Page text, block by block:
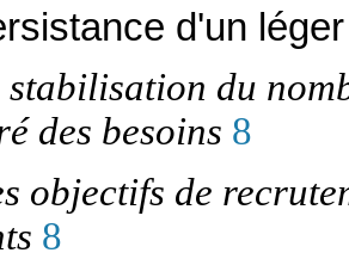
d'un
du
des besoins 8
objectifs de
8